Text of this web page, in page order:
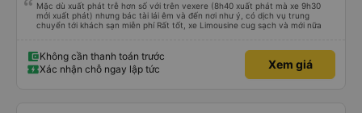
Mặc dù xuất phát trễ hơn số với trên vexere (8h40 xuất phát mà xe 9h30
mới xuất phát) nhưng bác tài lái êm và đến nơi như ý, có dịch vụ trung
chuyển tới khách sạn miễn phí Rất tốt, xe Limousine cug sạch và mới nữa
Không cần thanh toán trước
Xác nhận chỗ ngay lập tức
Xem giá